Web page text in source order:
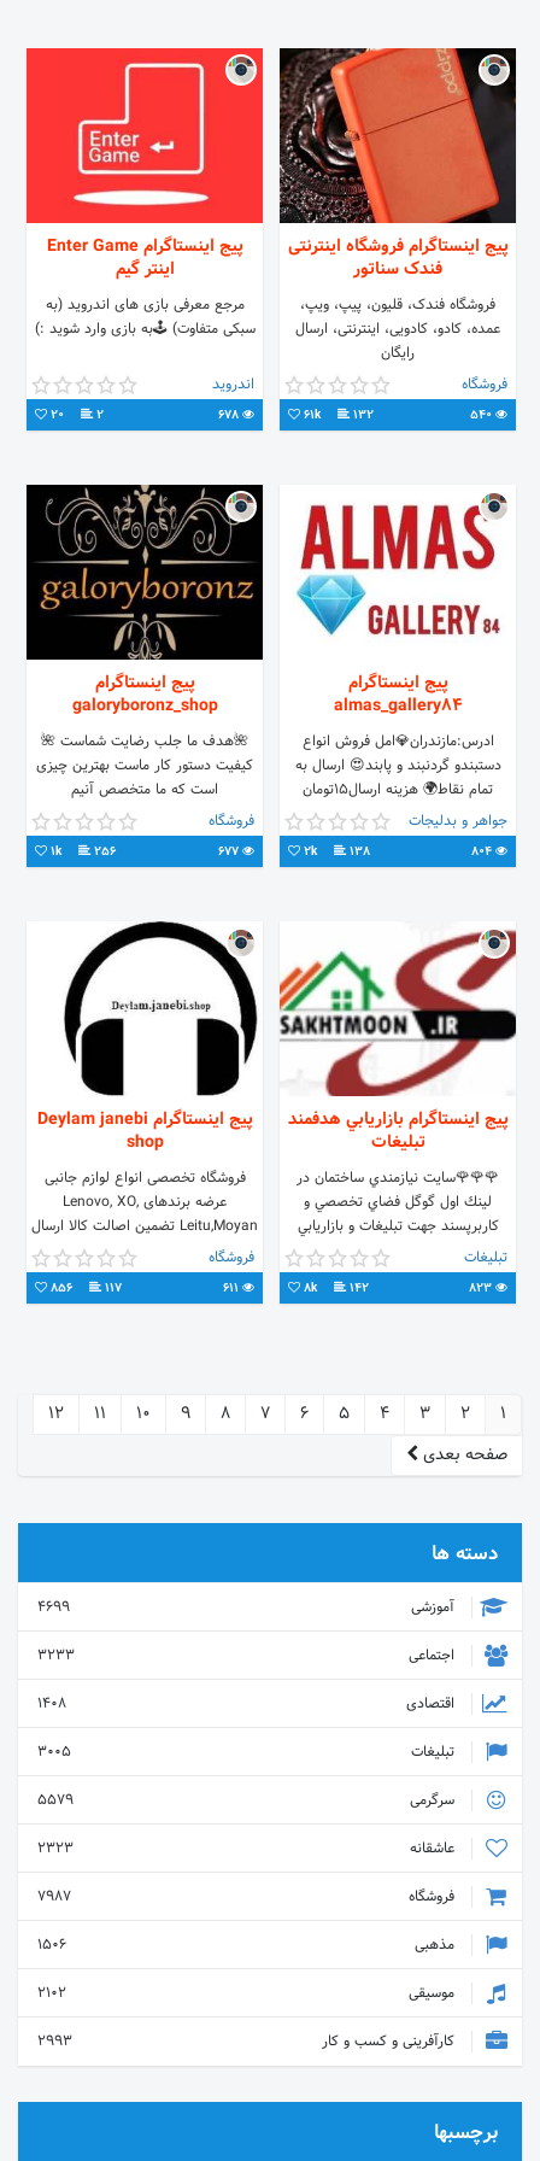
پیج اینستاگرام فروشگاه اینترنتی
فندک سناتور
فروشگاه فندک، قلیون، پیپ، ویپ،
عمده، کادو، کادویی، اینترنتی، ارسال
رایگان
فروشگاه
132
61k
پیج اینستاگرام Enter Game
اینتر گیم
مرجع معرفی بازی های اندروید (به
سبکی متفاوت) 🕹به بازی وارد شوید :)
اندروید
2
20
پیج اینستاگرام
almas_gallery84
ادرس:مازندران💎امل فروش انواع
دستبندو گردنبند و پابند😍 ارسال به
تمام نقاط🌍 هزینه ارسال15تومان
میباشد. برای سفارشات=دایرکت شماره
تماس👇 09031009578📱
جواهر و بدلیجات
138
2k
پیج اینستاگرام
galoryboronz_shop
🌺هدف ما جلب رضایت شماست 🌺
کیفیت دستور کار ماست بهترین چیزی
است که ما متخصص آنیم
https://t.me/galoryboronzفروشگاه
256
1k
پیج اینستاگرام بازاريابي هدفمند
تبليغات
🌹🌹🌹سايت نيازمندي ساختمان در
لينك اول گوگل فضاي تخصصي و
كاربرپسند جهت تبليغات و بازاريابي
هدفمند فعالان صنعت ساختمان🌸
پشتيباني در واتساپ؛ 👇👇👇
تبلیغات
142
8k
پیج اینستاگرام Deylam janebi
shop
فروشگاه تخصصی انواع لوازم جانبی
عرضه برندهای Lenovo, XO,
Leitu,Moyan تضمین اصالت کالا ارسال
به سراسر کشور فروش فقط آنلاین
عمده و تک بندر دیلم زمانی
فروشگاه
117
856
1
2
3
4
5
6
7
8
9
10
11
12
صفحه بعدی
دسته ها
آموزشی
4699
اجتماعی
3233
اقتصادی
1408
تبلیغات
3005
سرگرمی
5579
عاشقانه
2323
فروشگاه
7987
مذهبی
1506
موسیقی
2102
کارآفرینی و کسب و کار
2993
برچسبها